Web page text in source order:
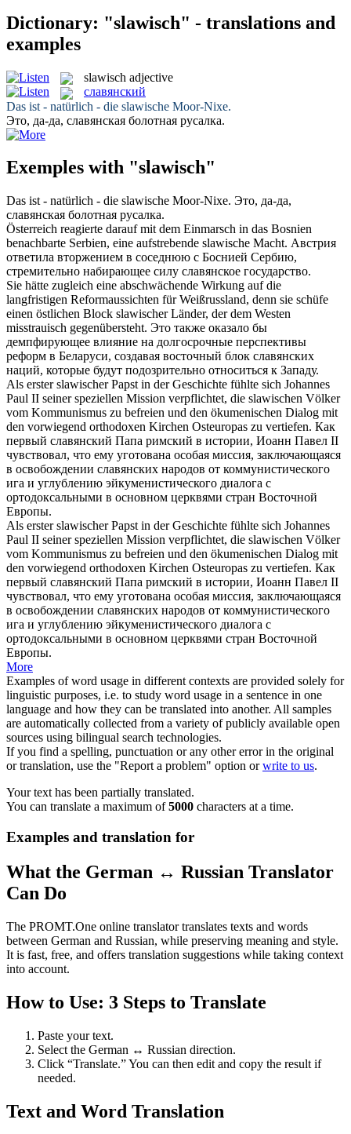
Dictionary: "slawisch" - translations and
examples
slawisch adjective
славянский
Das ist - natürlich - die slawische Moor-Nixe.
Это, да-да, славянская болотная русалка.
Exemples with "slawisch"
Das ist - natürlich - die slawische Moor-Nixe. Это, да-да,
славянская болотная русалка.
Österreich reagierte darauf mit dem Einmarsch in das Bosnien
benachbarte Serbien, eine aufstrebende slawische Macht. Австрия
ответила вторжением в соседнюю с Боснией Сербию,
стремительно набирающее силу славянское государство.
Sie hätte zugleich eine abschwächende Wirkung auf die
langfristigen Reformaussichten für Weißrussland, denn sie schüfe
einen östlichen Block slawischerLänder, der dem Westen
misstrauisch gegenübersteht. Это также оказало бы
демпфирующее влияние на долгосрочные перспективы
реформ в Беларуси, создавая восточный блок славянских
наций, которые будут подозрительно относиться к Западу.
Als erster slawischer Papst in der Geschichte fühlte sich Johannes
Paul II seiner speziellen Mission verpflichtet, die slawischen Völker
vom Kommunismus zu befreien und den ökumenischen Dialog mit
den vorwiegend orthodoxen Kirchen Osteuropas zu vertiefen. Как
первый славянский Папа римский в истории, Иоанн Павел II
чувствовал, что ему уготована особая миссия, заключающаяся
в освобождении славянских народов от коммунистического
ига и углублению эйкуменистического диалога с
ортодоксальными в основном церквями стран Восточной
Европы.
Als ersterslawischerPapst in der Geschichte fühlte sich Johannes
Paul II seiner speziellen Mission verpflichtet, die slawischen Völker
vom Kommunismus zu befreien und den ökumenischen Dialog mit
den vorwiegend orthodoxen Kirchen Osteuropas zu vertiefen. Как
первый славянский Папа римский в истории, Иоанн Павел II
чувствовал, что ему уготована особая миссия, заключающаяся
в освобождении славянских народов от коммунистического
ига и углублению эйкуменистического диалога с
ортодоксальными в основном церквями стран Восточной
Европы.
More
Examples of word usage in different contexts are provided solely for
linguistic purposes, i.e. to study word usage in a sentence in one
language and how they can be translated into another. All samples
are automatically collected from a variety of publicly available open
sources using bilingual search technologies.
If you find a spelling, punctuation or any other error in the original
or translation, use the "Report a problem" option orwrite to us.
Your text has been partially translated.
You can translate a maximum of5000 characters at a time.
Examples and translation for
What the German ↔ Russian Translator
Can Do
The PROMT.One online translator translates texts and words
between German and Russian, while preserving meaning and style.
It is fast, free, and offers translation suggestions while taking context
into account.
How to Use: 3 Steps to Translate
Paste your text.
Select the German ↔ Russian direction.
Click “Translate.” You can then edit and copy the result if
needed.
Text and Word Translation